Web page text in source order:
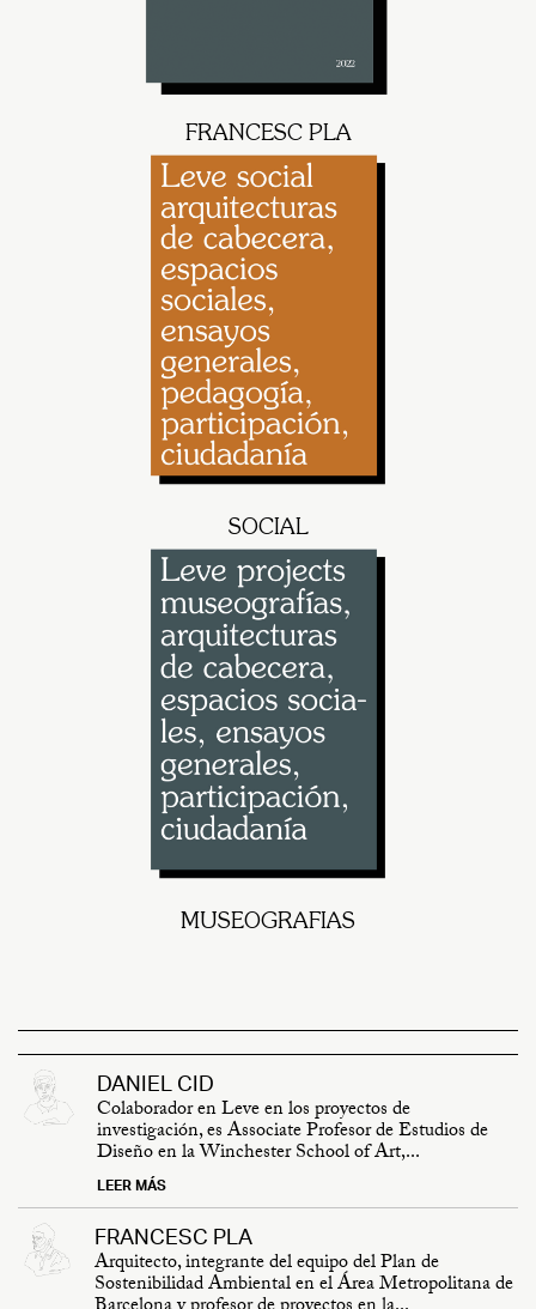
FRANCESC PLA
SOCIAL
MUSEOGRAFIAS
DANIEL CID
Colaborador en Leve en los proyectos de
investigación, es Associate Profesor de Estudios de
Diseño en la Winchester School of Art,...
LEER MÁS
FRANCESC PLA
Arquitecto, integrante del equipo del Plan de
Sostenibilidad Ambiental en el Área Metropolitana de